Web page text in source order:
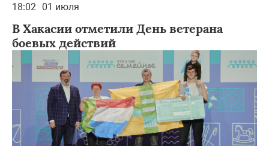
18:02 01 июля
В Хакасии отметили День ветерана
боевых действий